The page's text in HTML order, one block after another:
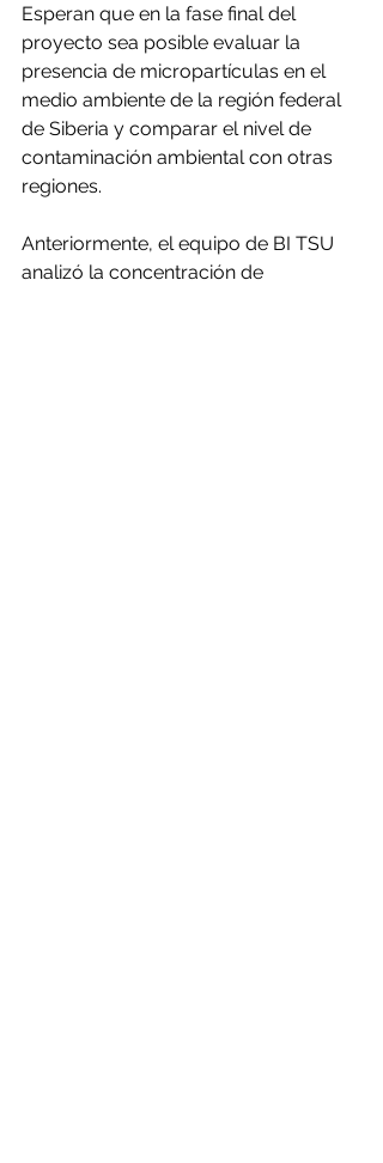
Esperan que en la fase final del
proyecto sea posible evaluar la
presencia de micropartículas en el
medio ambiente de la región federal
de Siberia y comparar el nivel de
contaminación ambiental con otras
regiones.
Anteriormente, el equipo de BI TSU
analizó la concentración de